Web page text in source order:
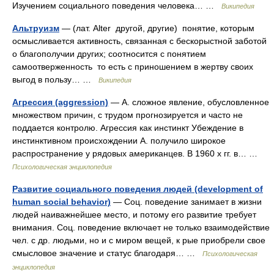
Изучением социального поведения человека… …
Википедия
Альтруизм — (лат. Alter другой, другие) понятие, которым
осмысливается активность, связанная с бескорыстной заботой
о благополучии других; соотносится с понятием
самоотверженность то есть с приношением в жертву своих
выгод в пользу… …
Википедия
Агрессия (aggression) — А. сложное явление, обусловленное
множеством причин, с трудом прогнозируется и часто не
поддается контролю. Агрессия как инстинкт Убеждение в
инстинктивном происхождении А. получило широкое
распространение у рядовых американцев. В 1960 х гг. в… …
Психологическая энциклопедия
Развитие социального поведения людей (development of
human social behavior) — Соц. поведение занимает в жизни
людей наиважнейшее место, и потому его развитие требует
внимания. Соц. поведение включает не только взаимодействие
чел. с др. людьми, но и с миром вещей, к рые приобрели свое
смысловое значение и статус благодаря… …
Психологическая
энциклопедия